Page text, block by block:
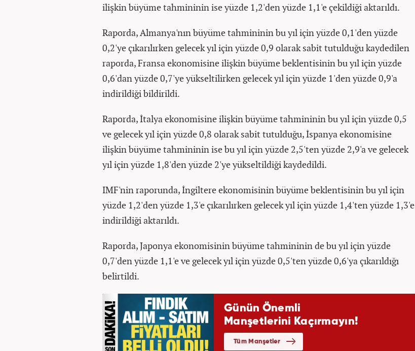
ilişkin büyüme tahmininin ise yüzde 1,2'den yüzde 1,1'e çekildiği aktarıldı.
Raporda, Almanya'nın büyüme tahmininin bu yıl için yüzde 0,1'den yüzde
0,2'ye çıkarılırken gelecek yıl için yüzde 0,9 olarak sabit tutulduğu kaydedilen
raporda, Fransa ekonomisine ilişkin büyüme beklentisinin bu yıl için yüzde
0,6'dan yüzde 0,7'ye yükseltilirken gelecek yıl için yüzde 1'den yüzde 0,9'a
indirildiği bildirildi.
Raporda, İtalya ekonomisine ilişkin büyüme tahmininin bu yıl için yüzde 0,5
ve gelecek yıl için yüzde 0,8 olarak sabit tutulduğu, İspanya ekonomisine
ilişkin büyüme tahmininin ise bu yıl için yüzde 2,5'ten yüzde 2,9'a ve gelecek
yıl için yüzde 1,8'den yüzde 2'ye yükseltildiği kaydedildi.
IMF'nin raporunda, İngiltere ekonomisinin büyüme beklentisinin bu yıl için
yüzde 1,2'den yüzde 1,3'e çıkarılırken gelecek yıl için yüzde 1,4'ten yüzde 1,3'e
indirildiği aktarıldı.
Raporda, Japonya ekonomisinin büyüme tahmininin de bu yıl için yüzde
0,7'den yüzde 1,1'e ve gelecek yıl için yüzde 0,5'ten yüzde 0,6'ya çıkarıldığı
belirtildi.